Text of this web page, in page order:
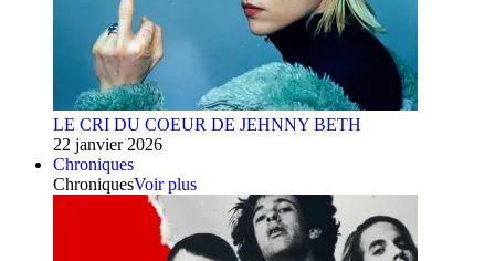
LE CRI DU COEUR DE JEHNNY BETH
22 janvier 2026
Chroniques
ChroniquesVoir plus